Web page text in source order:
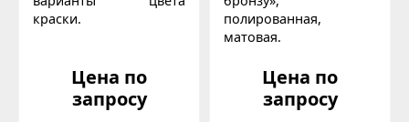
краски.
Цена по
запросу
полированная,
матовая.
Цена по
запросу